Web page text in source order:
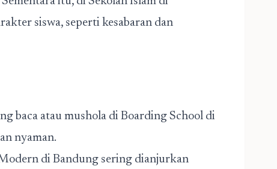
siswa, seperti kesabaran dan
baca atau mushola di Boarding School di
nyaman.
di Bandung sering dianjurkan